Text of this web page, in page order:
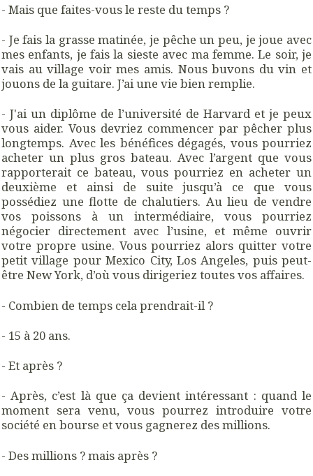
- Mais que faites-vous le reste du temps ?
- Je fais la grasse matinée, je pêche un peu, je joue avec
mes enfants, je fais la sieste avec ma femme. Le soir, je
vais au village voir mes amis. Nous buvons du vin et
jouons de la guitare. J’ai une vie bien remplie.
- J'ai un diplôme de l’université de Harvard et je peux
vous aider. Vous devriez commencer par pêcher plus
longtemps. Avec les bénéfices dégagés, vous pourriez
acheter un plus gros bateau. Avec l’argent que vous
rapporterait ce bateau, vous pourriez en acheter un
deuxième et ainsi de suite jusqu’à ce que vous
possédiez une flotte de chalutiers. Au lieu de vendre
vos poissons à un intermédiaire, vous pourriez
négocier directement avec l’usine, et même ouvrir
votre propre usine. Vous pourriez alors quitter votre
petit village pour Mexico City, Los Angeles, puis peut-
être New York, d’où vous dirigeriez toutes vos affaires.
- Combien de temps cela prendrait-il ?
- 15 à 20 ans.
- Et après ?
- Après, c’est là que ça devient intéressant : quand le
moment sera venu, vous pourrez introduire votre
société en bourse et vous gagnerez des millions.
- Des millions ? mais après ?